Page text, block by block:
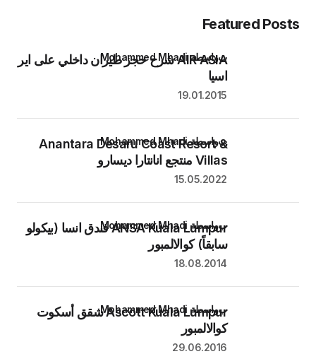
Featured Posts
AIR ASIA شرح حجز طيران داخلي على اير
اسيا
بواسطة Mohammed Mhadi
19.01.2015
Anantara Desaru Coast Resort &
Villas منتجع انانتارا ديسارو
بواسطة Mohammed Mhadi
15.05.2022
ANSA Kuala Lumpur فندق انسا (بيكولو
سابقاً) كوالالمبور
بواسطة Mohammed Mhadi
18.08.2014
Ascott Kuala Lumpur شقق أسكوت
كوالالمبور
بواسطة Mohammed Mhadi
29.06.2016